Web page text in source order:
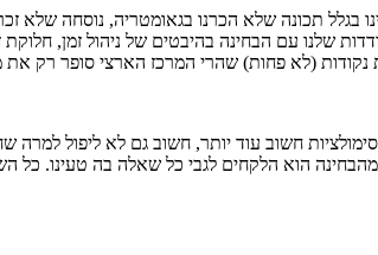
תכונה שלא הכרנו בגאומטריה, נוסחה שלא
שלנו עם הבחינה בהיבטים של ניהול זמן,
נקודות (לא פחות) שהרי המרכז הארצי סופר
חשוב עוד יותר, חשוב גם לא ליפול למרה
הוא הלקחים לגבי כל שאלה בה טעינו. כל